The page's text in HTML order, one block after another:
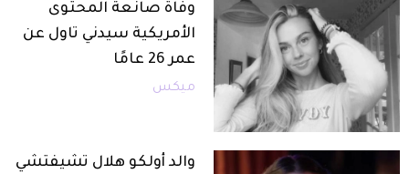
وفاة صانعة المحتوى
الأمريكية سيدني تاول عن
عمر 26 عامًا
ميكس
والد أولكو هلال تشيفتشي